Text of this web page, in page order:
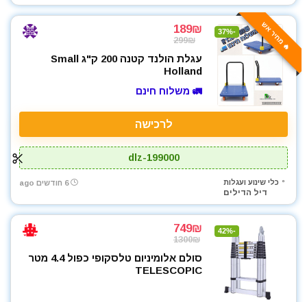
🔥 מחיר אש -37%
189₪
299₪
עגלת הולנד קטנה 200 ק"ג Small
Holland
🚛 משלוח חינם
לרכישה
dlz-199000
כלי שינוע ועגלות
דיל הדילים
6 חודשים ago
-42%
749₪
1300₪
סולם אלומיניום טלסקופי כפול 4.4 מטר
TELESCOPIC